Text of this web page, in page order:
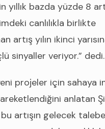
yıllık bazda yüzde 8
canlılıkla birlikte
artış yılın ikinci
sinyaller veriyor.” dedi.
projeler için sahaya
anlatan
artışın gelecek talebe